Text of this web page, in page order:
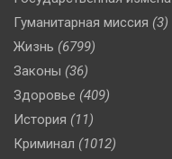
Гуманитарная миссия (3)
Жизнь (6799)
Законы (36)
Здоровье (409)
История (11)
Криминал (1012)